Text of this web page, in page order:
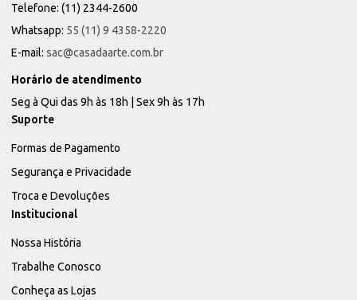
Telefone: (11) 2344-2600
Whatsapp: 55 (11) 9 4358-2220
E-mail: sac@casadaarte.com.br
Horário de atendimento
Seg à Qui das 9h às 18h | Sex 9h às 17h
Suporte
Formas de Pagamento
Segurança e Privacidade
Troca e Devoluções
Institucional
Nossa História
Trabalhe Conosco
Conheça as Lojas